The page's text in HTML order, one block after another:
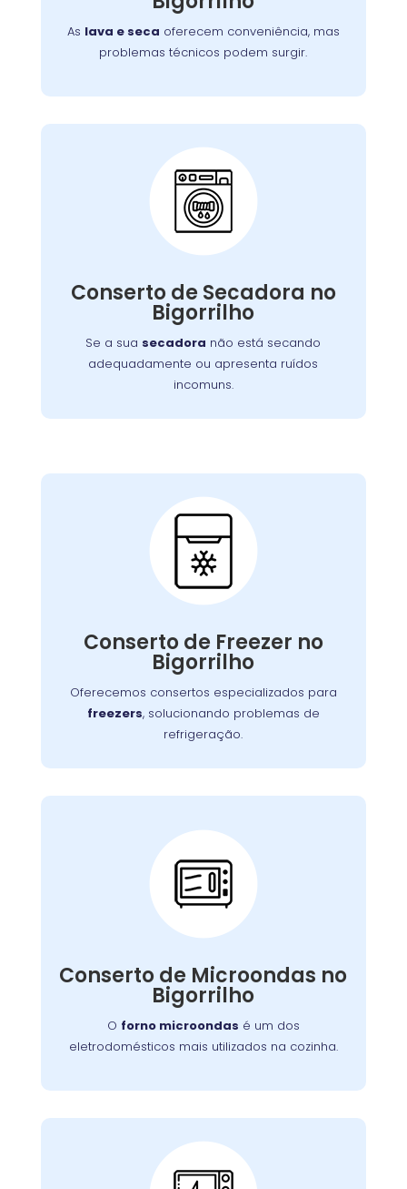
As lava e seca oferecem conveniência, mas
problemas técnicos podem surgir.
complicações.
Conserto de Secadora no
Bigorrilho
Se a sua secadora não está secando
adequadamente ou apresenta ruídos
incomuns.
Conserto de Secadora:
e corrigir o problema, garantindo o
funcionamento eficiente do aparelho.
Conserto de Freezer no
Bigorrilho
Oferecemos consertos especializados para
freezers, solucionando problemas de
refrigeração.
Conserto de Freezer:
Nossos especialistas estão prontos para
ou componentes elétricos, garantindo o
congelamento adequada dos alimentos.
Conserto de Microondas no
Bigorrilho
O forno microondas é um dos
eletrodomésticos mais utilizados na cozinha.
Conserto de
Microondas:
Se o seu aparelho apresenta problemas como
equipe está preparada para consertá-lo com
eficiência, garantindo sua funcionalidade no